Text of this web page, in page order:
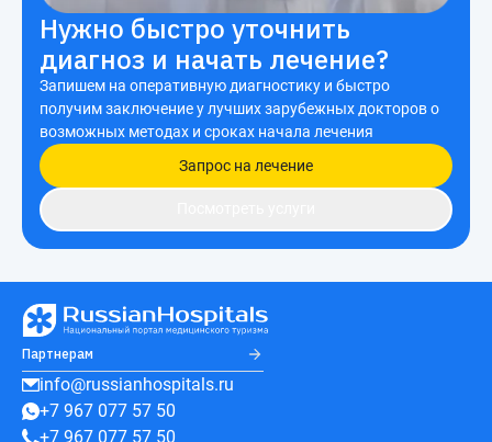
Нужно быстро уточнить
диагноз и начать лечение?
Запишем на оперативную диагностику и быстро
получим заключение у лучших зарубежных докторов о
возможных методах и сроках начала лечения
Запрос на лечение
Партнерам
info@russianhospitals.ru
+7 967 077 57 50
+7 967 077 57 50